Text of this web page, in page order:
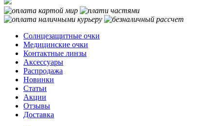
Солнцезащитные очки
Медицинские очки
Контактные линзы
Аксессуары
Распродажа
Новинки
Статьи
Акции
Отзывы
Доставка